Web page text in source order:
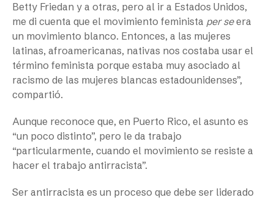
Betty Friedan y a otras, pero al ir a Estados Unidos,
me di cuenta que el movimiento feminista per seera
un movimiento blanco. Entonces, a las mujeres
latinas, afroamericanas, nativas nos costaba usar el
término feminista porque estaba muy asociado al
racismo de las mujeres blancas estadounidenses”,
compartió.
Aunque reconoce que, en Puerto Rico, el asunto es
“un poco distinto”, pero le da trabajo
“particularmente, cuando el movimiento se resiste a
hacer el trabajo antirracista”.
Ser antirracista es un proceso que debe ser liderado